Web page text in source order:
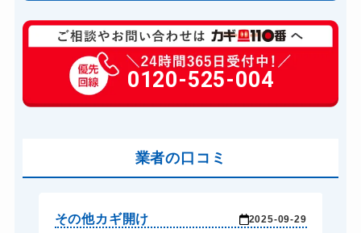
玄関カギ修理 8,800円～(税込)
玄関カギ交換 12,100円～(税込)
車カギ開け 9,900円～(税込)
スーツケースカギ開け
金庫カギ修理 8,800円～(税込)
0120-525-004
業者の口コミ
その他カギ開け 2025-09-29